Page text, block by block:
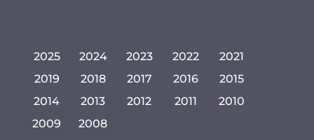
2025 2024 2023 2022
2021
2019
2018 2017 2016
2015
2014
2013 2012 2011
2010
2009
2008